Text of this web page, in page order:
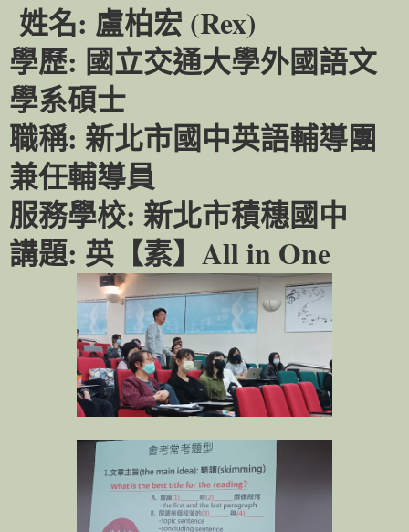
姓名: 盧柏宏 (Rex)
學歷: 國立交通大學外國語文
學系碩士
職稱: 新北市國中英語輔導團
兼任輔導員
服務學校: 新北市積穗國中
講題: 英【素】 All in One